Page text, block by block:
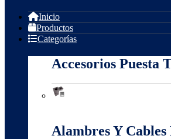
Inicio
Productos
Categorías
Accesorios Puesta
Alambres Y